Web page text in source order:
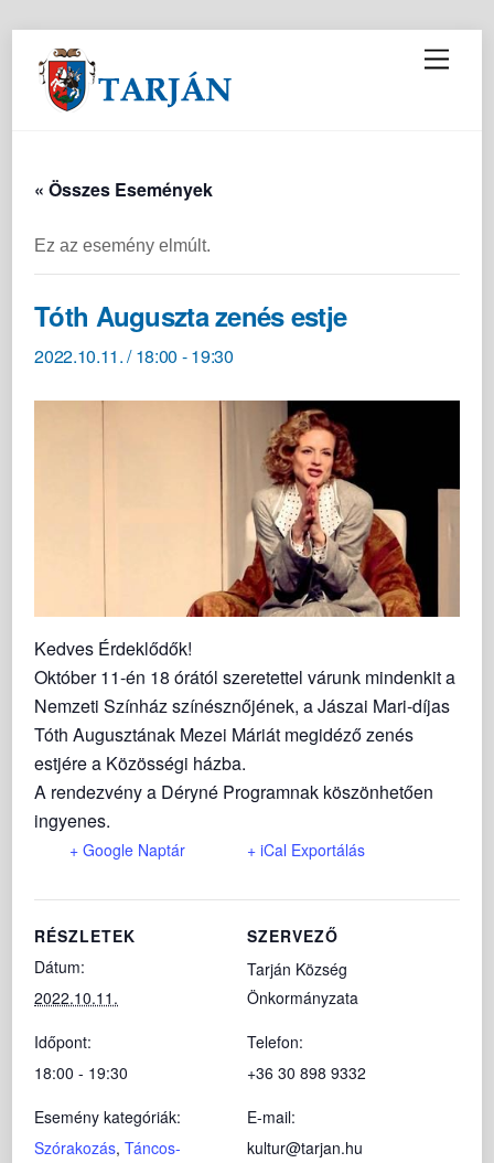
M
e
« Összes Események
Ez az esemény elmúlt.
Tóth Auguszta zenés estje
2022.10.11. / 18:00 -19:30
Kedves Érdeklődők!
Október 11-én 18 órától szeretettel várunk mindenkit a
Nemzeti Színház színésznőjének, a Jászai Mari-díjas
Tóth Augusztának Mezei Máriát megidéző zenés
estjére a Közösségi házba.
A rendezvény a Déryné Programnak köszönhetően
ingyenes.
+ Google Naptár + iCal Exportálás
RÉSZLETEK
Dátum:
2022.10.11.
Időpont:
18:00 - 19:30
Esemény kategóriák:
Szórakozás,Táncos-
SZERVEZŐ
Tarján Község
Önkormányzata
Telefon:
+36 30 898 9332
E-mail:
kultur@tarjan.hu